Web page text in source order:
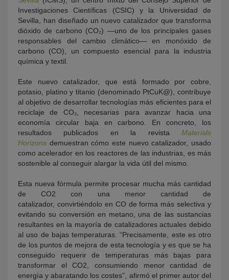
Investigaciones Científicas (CSIC) y la Universidad de
Sevilla, han diseñado un nuevo catalizador que transforma
dióxido de carbono (CO₂) —uno de los principales gases
responsables del cambio climático— en monóxido de
carbono (CO), un compuesto esencial para la industria
química y textil.
Este nuevo catalizador, que está formado por cobre,
potasio, platino y titanio (denominado PtCuK@), contribuye
al objetivo de desarrollar tecnologías más eficientes para el
reciclaje de CO₂, necesarias para avanzar hacia una
economía circular baja en carbono. En concreto, los
resultados publicados en la revista
Materials
Horizons demuestran cómo este nuevo catalizador, usado
como acelerador en los reactores de las industrias, es más
sostenible al conseguir alargar la vida útil del mismo.
Esta nueva fórmula permite procesar mucha más cantidad
de CO2 con una menor cantidad de
catalizador, convirtiéndolo en CO de forma más selectiva y
evitando su conversión en metano, una de las sustancias
resultantes en la mayoría de catalizadores actuales debido
al uso de bajas temperaturas. “Precisamente, este es otro
de los puntos de mejora de esta tecnología y es que se ha
conseguido requerir de temperaturas más bajas para
transformar el CO2, consumiendo menor cantidad de
energía y abaratando los costes”, afirmó el primer autor del